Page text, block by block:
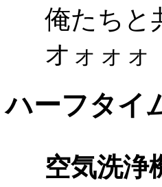
俺たち
オォォォ
ハーフタイ
空気洗浄